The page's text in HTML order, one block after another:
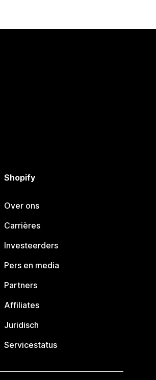
Shopify
Over ons
Carrières
Investeerders
Pers en media
Partners
Affiliates
Juridisch
Servicestatus